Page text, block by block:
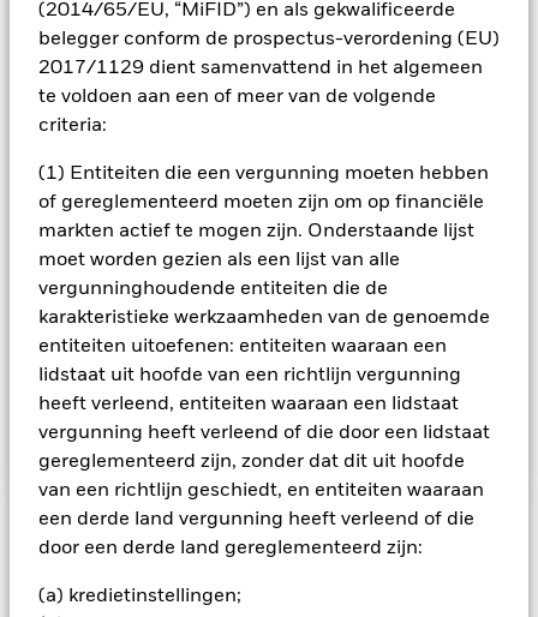
(2014/65/EU, “MiFID”) en als gekwalificeerde
belegger conform de prospectus-verordening (EU)
2017/1129 dient samenvattend in het algemeen
te voldoen aan een of meer van de volgende
criteria:
(1) Entiteiten die een vergunning moeten hebben
of gereglementeerd moeten zijn om op financiële
markten actief te mogen zijn. Onderstaande lijst
moet worden gezien als een lijst van alle
vergunninghoudende entiteiten die de
karakteristieke werkzaamheden van de genoemde
entiteiten uitoefenen: entiteiten waaraan een
lidstaat uit hoofde van een richtlijn vergunning
heeft verleend, entiteiten waaraan een lidstaat
vergunning heeft verleend of die door een lidstaat
gereglementeerd zijn, zonder dat dit uit hoofde
van een richtlijn geschiedt, en entiteiten waaraan
een derde land vergunning heeft verleend of die
door een derde land gereglementeerd zijn:
(a) kredietinstellingen;
zullen, op het moment dat ze in de Index worden
opgenomen, voldoen aan de vereisten van de Index en
moeten geen minimale kredietrating hebben, zolang ze niet
luidende obligaties die door het Ministerie van Financiën
van de Volksrepubliek China (VRC) zijn uitgegeven en
beleidsbanken (overheidsinstanties van de VRC die niet
onder de garantie van de regering vallen) en die genoteerd
staan in de China Interbank Bond Market (CIBM). Ze hebben
een nominale waarde van minimaal 5 miljard CNY en een
ze in de Index worden opgenomen. De Index legt geen
minimale kredietratingvereisten op. Het Fonds wil de Index
repliceren door de obligatieuitgiften van alle emittenten die
deel uitmaken van de Index aan te houden, in een
vergelijkbare verhouding tot de wegingen van de emittenten
BELANGRIJKE GEGEVENS: Kapitaalrisico.
het rendement van beleggingen kunnen dalen en stijgen, en
oorspronkelijke inleg.